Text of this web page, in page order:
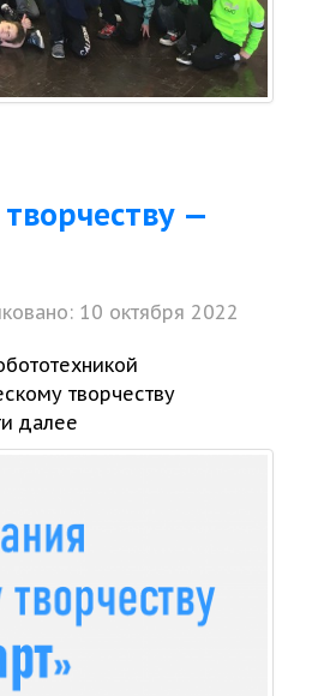
—
10 октября 2022
творчеству
далее